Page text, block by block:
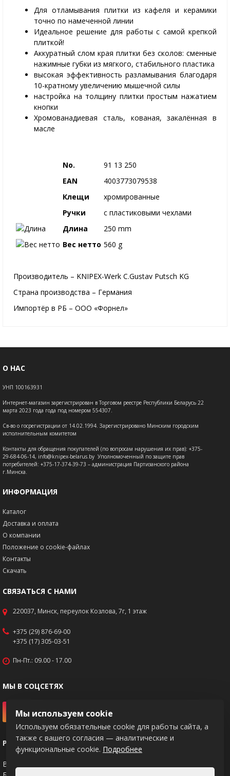
Для отламывания плитки из кафеля и керамики
точно по намеченной линии
Идеальное решение для работы с самой крепкой
плиткой!
Аккуратный слом края плитки без сколов: сменные
нажимные губки из мягкого, стабильного пластика
высокая эффективность разламывания благодаря
10-кратному увеличению мышечной силы
настройка на толщину плитки простым нажатием
кнопки
Хромованадиевая сталь, кованая, закалённая в
масле
No.
91 13 250
EAN
4003773079538
Клещи
хромированные
Ручки
с пластиковыми чехлами
Длина
250 mm
Вес нетто 560 g
Производитель – KNIPEX-Werk C.Gustav Putsch KG
Страна производства – Германия
Импортёр в РБ – ООО «Форнел»
О НАС
УНП 100163931
Интернет-магазин зарегистрирован в Торговом реестре Республики Беларусь 22
марта 2023 года года под номером 554307.
Св-во о госрегистрации от 14.02.1994. Зарегистрировано Минским городским
исполнительным комитетом
Контакты для обращения покупателей (по вопросам нарушения их прав): +375-
29-684-06-14, info@knipex-belarus.by Уполномоченный по защите прав
потребителей: +375-17-374-39-73 – администрация Партизанского района
г.Минска.
ИНФОРМАЦИЯ
Каталог
Доставка и оплата
О компании
Положение о cookie-файлах
Контакты
Скачать
СВЯЗАТЬСЯ С НАМИ
220037, Минск, переулок Козлова, 7г, 1 этаж
+375 (29) 876-69-00
+375 (17) 305-03-51
Пн-Пт.: 09.00 - 17.00
МЫ В СОЦСЕТЯХ
РЕКВИЗИТЫ
BY83PJCB30120217671020000933
Мы используем cookie
Используем обязательные cookie для работы сайта, а
также с вашего согласия — аналитические и
функциональные cookie. Подробнее